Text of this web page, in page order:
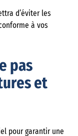
d’éviter les
à vos
pas
et
pour garantir une